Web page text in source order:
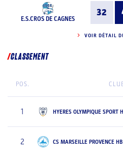
E.S.CROS DE CAGNES
32
VOIR DÉTAIL
CLASSEMENT
POS.
1 HYERES OLYMPIQUE SPORT
2 CS MARSEILLE PROVENCE HB